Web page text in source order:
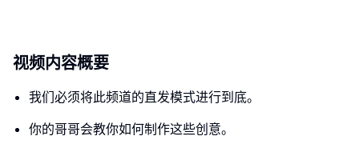
视频内容概要
我们必须将此频道的直发模式进行到底。
你的哥哥会教你如何制作这些创意。